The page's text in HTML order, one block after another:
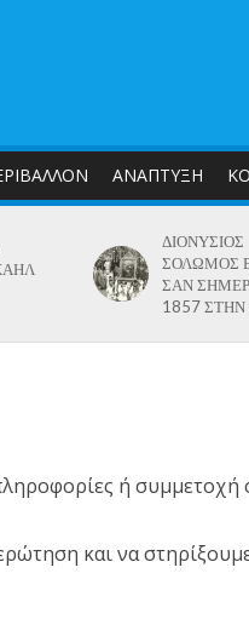
ΑΝΑΠΤΥΞΗ
ΔΙΟΝΥΣΙΟΣ
ΣΟΛΩΜΟΣ
ΣΑΝ
1857
ή συμμετοχή
και να